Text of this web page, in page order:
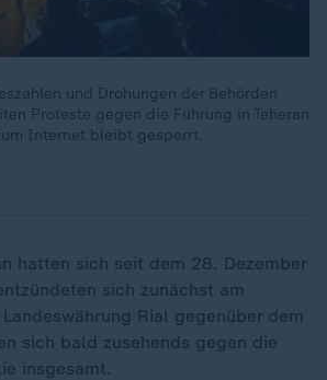
und Drohungen der Behörden
Proteste gegen die Führung in Teheran
Internet bleibt gesperrt.
hatten sich seit dem 28. Dezember
sich zunächst am
Rial gegenüber dem
sich bald zusehends gegen die
insgesamt.